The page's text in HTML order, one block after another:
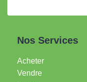
Nos Services
Acheter
Vendre